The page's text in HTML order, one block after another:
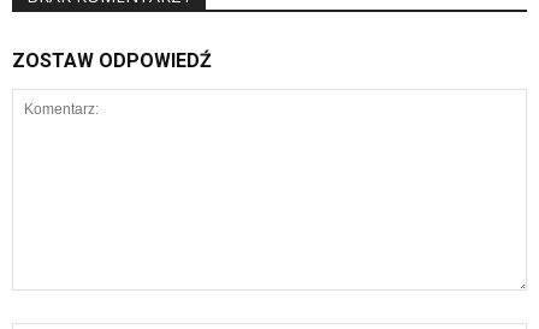
ZOSTAW ODPOWIEDŹ